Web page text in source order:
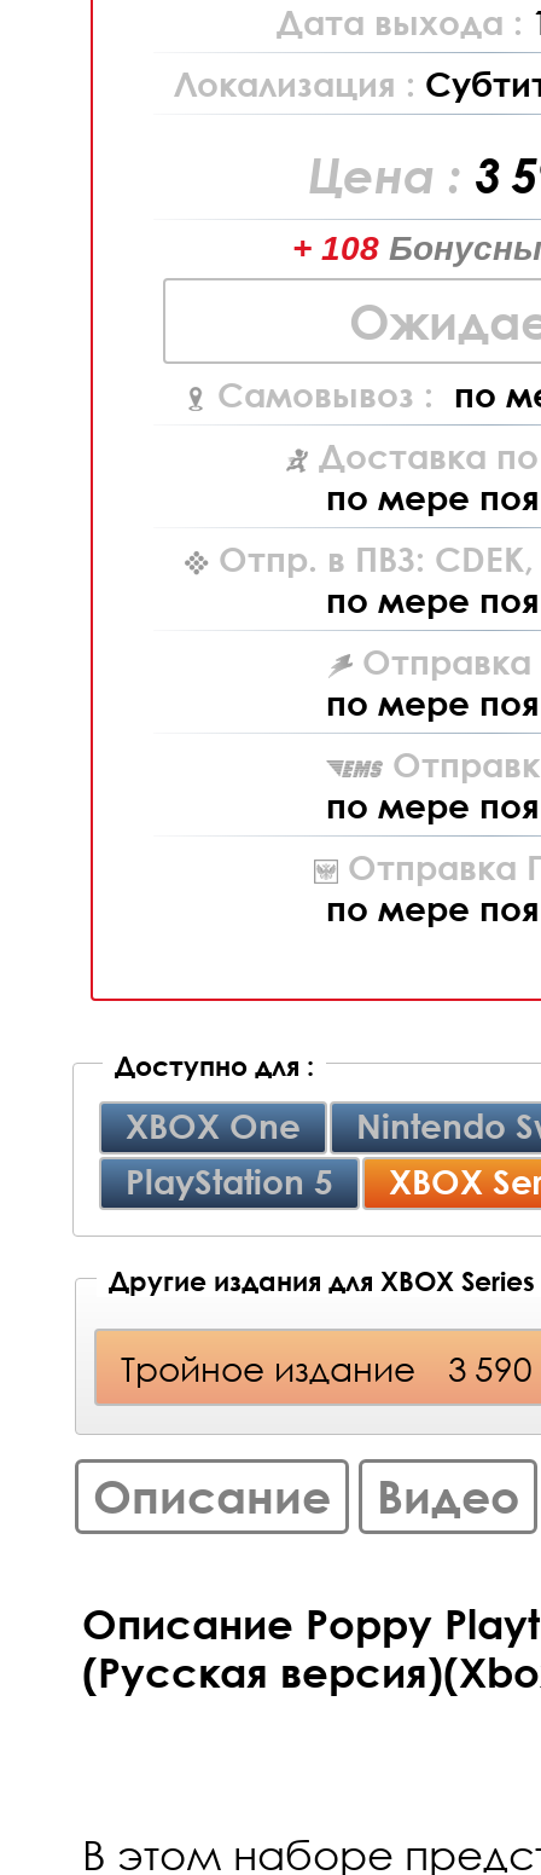
Дата выхода :
Локализация :
Цена : 3
+ 108
Самовывоз : по
Доставка
по мере
Отпр. в ПВЗ: CDEK,
по мере
Отправка
по мере
по мере
Отправка
по мере
Доступно для :
XBOX One
Nintendo
PlayStation 5
XBOX
Другие издания для XBOX Series
Тройное издание 3 590
Описание Видео
Описание Poppy
(Русская
В этом наборе